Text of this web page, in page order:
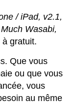
/ iPad, v2.1,
Wasabi,
gratuit.
Que vous
ou que vous
vous
au même